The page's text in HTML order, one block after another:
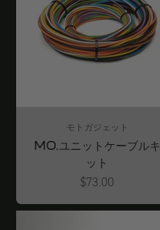
モトガジェット
MO.ユニットケーブルキ
ット
Angebot
$73.00